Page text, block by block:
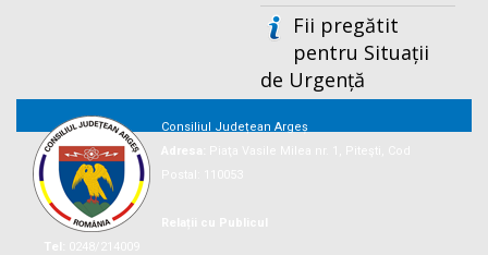
Fii pregătit
pentru Situații
de Urgență
Consiliul Județean Argeș